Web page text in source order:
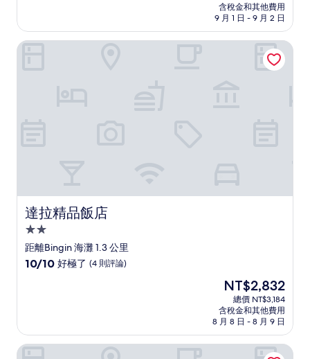
非
常
價
格
為
NT$1,405
含稅金和其他費用
9 月 1 日 - 9 月 2 日
達拉精品飯店
達拉精品飯店
2.0
星
級
距離Bingin 海灘 1.3 公里
10.0
好
極
10/10 好極了 (4 則評論)
現
價
格
為
NT$2,832
NT$2,832
總價 NT$3,184
含稅金和其他費用
8 月 8 日 - 8 月 9 日
達拉精品飯店
Sola飯店